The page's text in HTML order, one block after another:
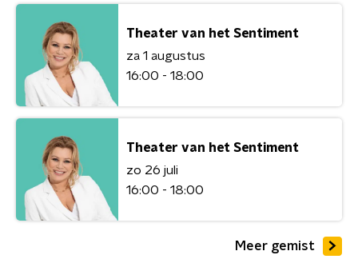
Theater van het Sentiment
za 1 augustus
16:00 - 18:00
Theater van het Sentiment
zo 26 juli
16:00 - 18:00
Meer gemist